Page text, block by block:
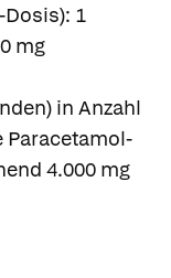
1
mg
in Anzahl
Paracetamol-
4.000 mg